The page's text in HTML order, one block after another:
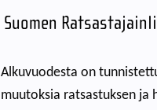
Suomen
Alkuvuodesta on
muutoksia ratsastuksen ja